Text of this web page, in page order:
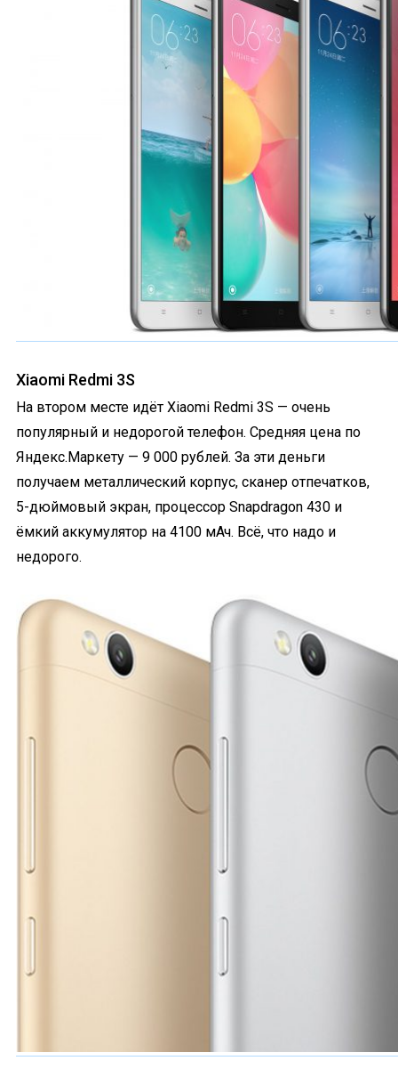
Xiaomi Redmi 3S
На втором месте идёт Xiaomi Redmi 3S — очень
популярный и недорогой телефон. Средняя цена по
Яндекс.Маркету — 9 000 рублей. За эти деньги
получаем металлический корпус, сканер отпечатков,
5-дюймовый экран, процессор Snapdragon 430 и
ёмкий аккумулятор на 4100 мАч. Всё, что надо и
недорого.